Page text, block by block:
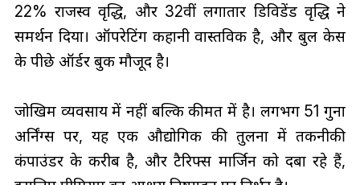
22% राजस्व वृद्धि, और 32वीं लगातार डिविडेंड वृद्धि ने
समर्थन दिया। ऑपरेटिंग कहानी वास्तविक है, और बुल केस
के पीछे ऑर्डर बुक मौजूद है।
जोखिम व्यवसाय में नहीं बल्कि कीमत में है। लगभग 51 गुना
अर्निंग्स पर, यह एक औद्योगिक की तुलना में तकनीकी
कंपाउंडर के करीब है, और टैरिफ्स मार्जिन को दबा रहे हैं,